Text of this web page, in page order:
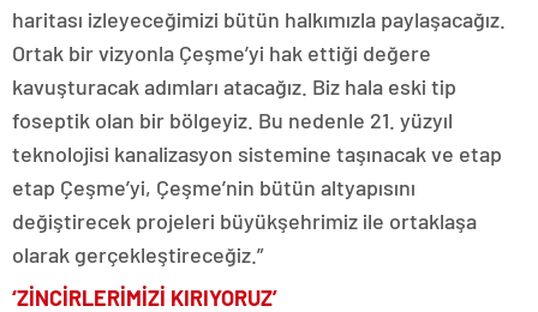
haritası izleyeceğimizi bütün halkımızla paylaşacağız.
Ortak bir vizyonla Çeşme’yi hak ettiği değere
kavuşturacak adımları atacağız. Biz hala eski tip
foseptik olan bir bölgeyiz. Bu nedenle 21. yüzyıl
teknolojisi kanalizasyon sistemine taşınacak ve etap
etap Çeşme’yi, Çeşme’nin bütün altyapısını
değiştirecek projeleri büyükşehrimiz ile ortaklaşa
olarak gerçekleştireceğiz.”
‘ZİNCİRLERİMİZİ KIRIYORUZ’